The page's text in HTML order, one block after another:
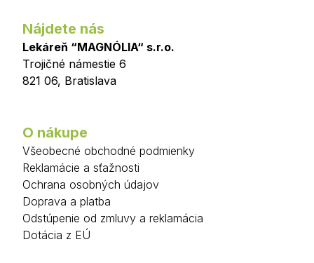
Nájdete nás
Lekáreň “MAGNÓLIA“ s.r.o.
Trojičné námestie 6
821 06, Bratislava
O nákupe
Všeobecné obchodné podmienky
Reklamácie a sťažnosti
Ochrana osobných údajov
Doprava a platba
Odstúpenie od zmluvy a reklamácia
Dotácia z EÚ